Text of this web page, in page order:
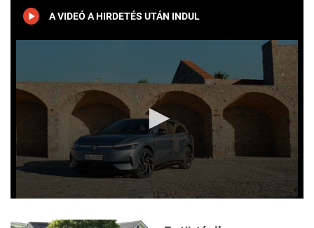
secondsA VIDEÓ A HIRDETÉS UTÁN INDUL